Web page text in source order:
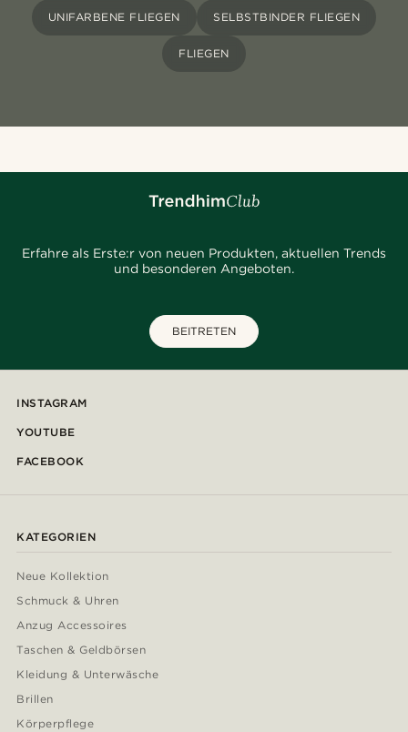
UNIFARBENE FLIEGEN SELBSTBINDER FLIEGEN
FLIEGEN
Erfahre als Erste:r von neuen Produkten, aktuellen Trends
und besonderen Angeboten.
BEITRETEN
INSTAGRAM
YOUTUBE
FACEBOOK
KATEGORIEN
Neue Kollektion
Schmuck & Uhren
Anzug Accessoires
Taschen & Geldbörsen
Kleidung & Unterwäsche
Brillen
Körperpflege